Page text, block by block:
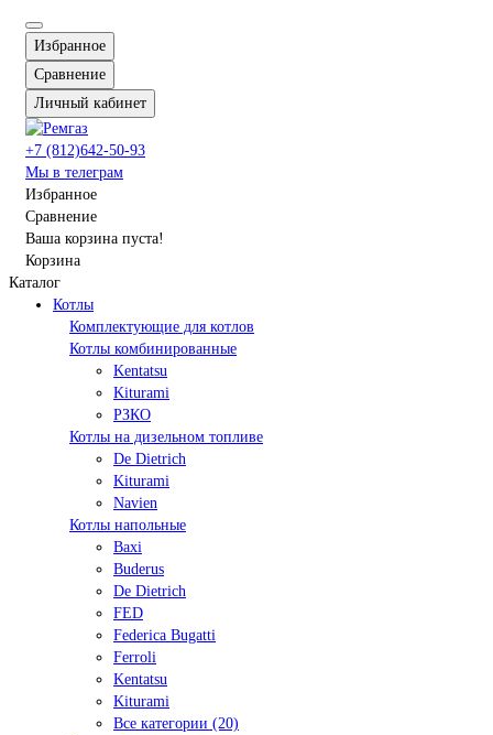
Избранное
Сравнение
Личный кабинет
+7 (812)642-50-93
Мы в телеграм
Избранное
Сравнение
Ваша корзина пуста!
Корзина
Каталог
Котлы
Комплектующие для котлов
Котлы комбинированные
Kentatsu
Kiturami
РЗКО
Котлы на дизельном топливе
De Dietrich
Kiturami
Navien
Котлы напольные
Baxi
Buderus
De Dietrich
FED
Federica Bugatti
Ferroli
Kentatsu
Kiturami
Все категории (20)